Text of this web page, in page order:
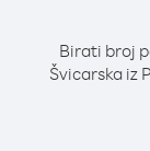
Birati broj
Švicarska iz